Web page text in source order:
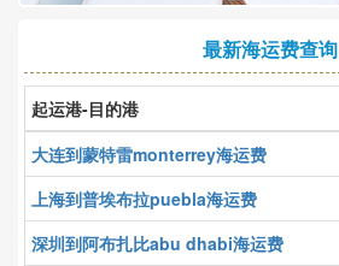
最新海运费查询
起运港-目的港
大连到蒙特雷monterrey海运费
上海到普埃布拉puebla海运费
深圳到阿布扎比abu dhabi海运费